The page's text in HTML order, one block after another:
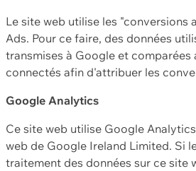
Le site web utilise les "conversions
Ads. Pour ce faire, des données
transmises à Google et
connectés afin d'attribuer les
Google Analytics
Ce site web utilise Google
web de Google Ireland Limited. Si
traitement des données sur ce site